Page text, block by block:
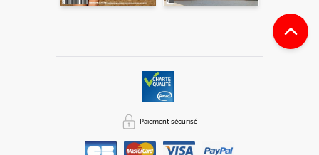
Paiement sécurisé